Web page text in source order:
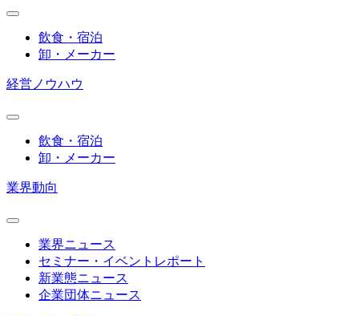
飲食・宿泊
卸・メーカー
経営ノウハウ
飲食・宿泊
卸・メーカー
業界動向
業界ニュース
セミナー・イベントレポート
新業態ニュース
企業団体ニュース